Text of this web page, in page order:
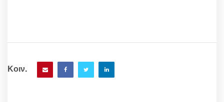
Κοιν.